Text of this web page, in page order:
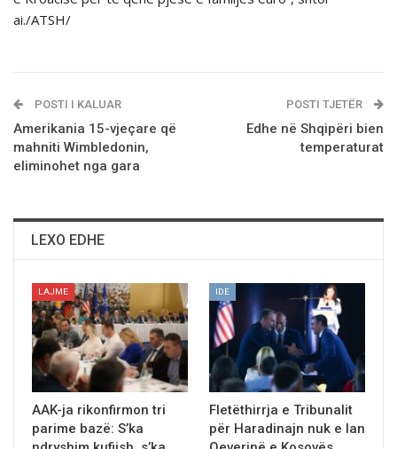
ai./ATSH/
POSTI I KALUAR
Amerikania 15-vjeçare që
mahniti Wimbledonin,
eliminohet nga gara
POSTI TJETËR
Edhe në Shqipëri bien
temperaturat
LEXO EDHE
LAJME
AAK-ja rikonfirmon tri
parime bazë: S’ka
IDE
Fletëthirrja e Tribunalit
për Haradinajn nuk e lan